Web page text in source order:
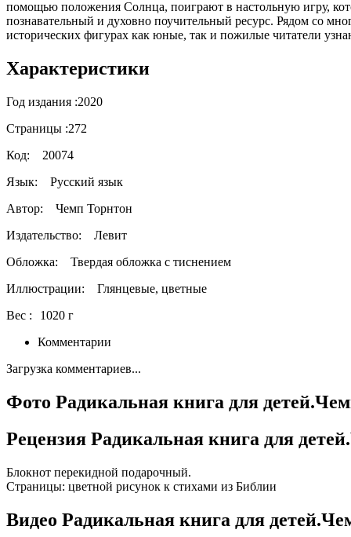
помощью положения Солнца, поиграют в настольную игру,
познавательный и духовно поучительный ресурс. Рядом со
исторических фигурах как юные, так и пожилые читатели
Характеристики
Год издания :2020
Страницы :272
Код: 20074
Язык: Русский язык
Автор:
Чемп Торнтон
Издательство:
Левит
Обложка: Твердая обложка с тиснением
Иллюстрации: Глянцевые, цветные
Вес :
1020 г
Комментарии
Загрузка комментариев...
Фото Радикальная книга для
Рецензия Радикальная книга для
Блокнот перекидной подарочный.
Страницы: цветной рисунок к стихами из Библии
Видео Радикальная книга для